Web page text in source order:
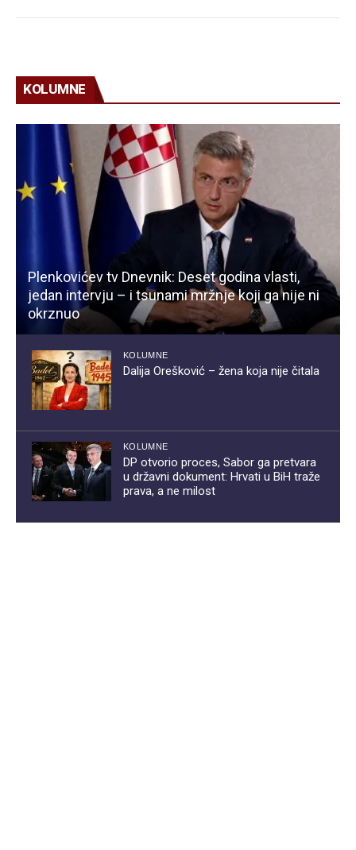
KOLUMNE
Plenkovićev tv Dnevnik: Deset godina vlasti,
jedan intervju – i tsunami mržnje koji ga nije ni
okrznuo
KOLUMNE
Dalija Orešković – žena koja nije čitala
KOLUMNE
DP otvorio proces, Sabor ga pretvara
u državni dokument: Hrvati u BiH traže
prava, a ne milost